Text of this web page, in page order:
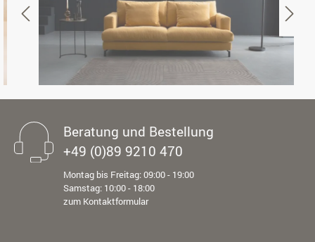
Beratung und Bestellung
+49 (0)89 9210 470
Montag bis Freitag: 09:00 - 19:00
Samstag: 10:00 - 18:00
zum Kontaktformular